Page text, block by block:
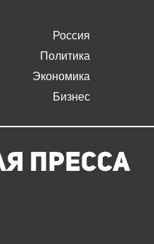
Россия
Политика
Экономика
Бизнес